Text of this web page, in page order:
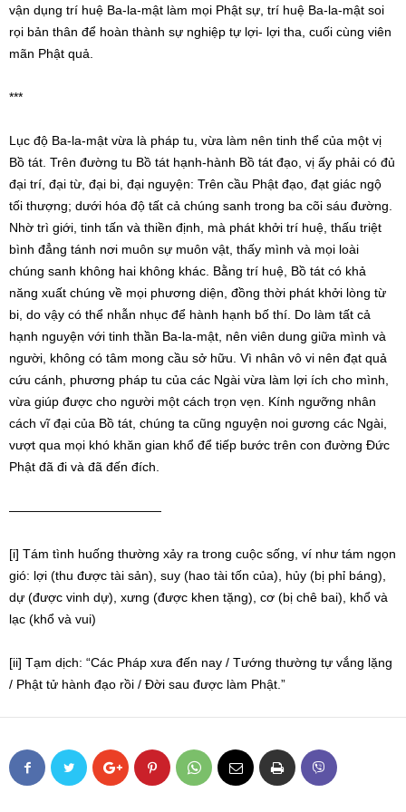
vận dụng trí huệ Ba-la-mật làm mọi Phật sự, trí huệ Ba-la-mật soi
rọi bản thân để hoàn thành sự nghiệp tự lợi- lợi tha, cuối cùng viên
mãn Phật quả.
***
Lục độ Ba-la-mật vừa là pháp tu, vừa làm nên tinh thể của một vị
Bồ tát. Trên đường tu Bồ tát hạnh-hành Bồ tát đạo, vị ấy phải có đủ
đại trí, đại từ, đại bi, đại nguyện: Trên cầu Phật đạo, đạt giác ngộ
tối thượng; dưới hóa độ tất cả chúng sanh trong ba cõi sáu đường.
Nhờ trì giới, tinh tấn và thiền định, mà phát khởi trí huệ, thấu triệt
bình đẳng tánh nơi muôn sự muôn vật, thấy mình và mọi loài
chúng sanh không hai không khác. Bằng trí huệ, Bồ tát có khả
năng xuất chúng về mọi phương diện, đồng thời phát khởi lòng từ
bi, do vậy có thể nhẫn nhục để hành hạnh bố thí. Do làm tất cả
hạnh nguyện với tinh thần Ba-la-mật, nên viên dung giữa mình và
người, không có tâm mong cầu sở hữu. Vì nhân vô vi nên đạt quả
cứu cánh, phương pháp tu của các Ngài vừa làm lợi ích cho mình,
vừa giúp được cho người một cách trọn vẹn. Kính ngưỡng nhân
cách vĩ đại của Bồ tát, chúng ta cũng nguyện noi gương các Ngài,
vượt qua mọi khó khăn gian khổ để tiếp bước trên con đường Đức
Phật đã đi và đã đến đích.
————————————
[i] Tám tình huống thường xảy ra trong cuộc sống, ví như tám ngọn
gió: lợi (thu được tài sản), suy (hao tài tốn của), hủy (bị phỉ báng),
dự (được vinh dự), xưng (được khen tặng), cơ (bị chê bai), khổ và
lạc (khổ và vui)
[ii] Tạm dịch: “Các Pháp xưa đến nay / Tướng thường tự vắng lặng
/ Phật tử hành đạo rồi / Đời sau được làm Phật.”